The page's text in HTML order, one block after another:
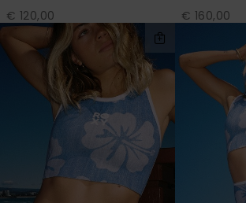
€ 120,00 € 160,00